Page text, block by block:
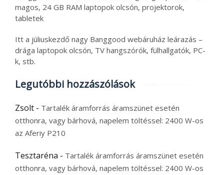
magos, 24 GB RAM laptopok olcsón, projektorok,
tabletek
Itt a júliuskezdő nagy Banggood webáruház leárazás –
drága laptopok olcsón, TV hangszórók, fülhallgatók, PC-
k, stb.
Legutóbbi hozzászólások
Zsolt - Tartalék áramforrás áramszünet esetén
otthonra, vagy bárhová, napelem töltéssel: 2400 W-os
az Aferiy P210
Tesztaréna - Tartalék áramforrás áramszünet esetén
otthonra, vagy bárhová, napelem töltéssel: 2400 W-os